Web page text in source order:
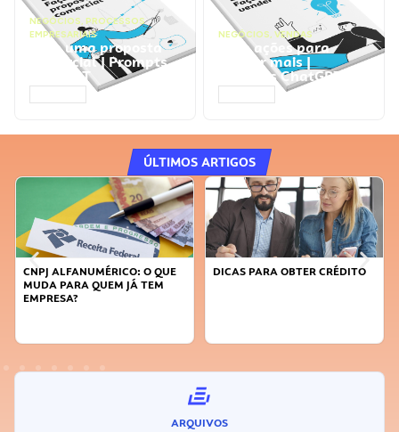
NEGÓCIOS, PROCESSOS
EMPRESARIAIS
Faça uma proposta
comercial | Prompts
ChatGPT
NEGÓCIOS, VENDAS
Faça ações para
vender mais |
Prompts ChatGPT
ÚLTIMOS ARTIGOS
CNPJ ALFANUMÉRICO: O QUE
MUDA PARA QUEM JÁ TEM
EMPRESA?
DICAS PARA OBTER CRÉDITO
ARQUIVOS